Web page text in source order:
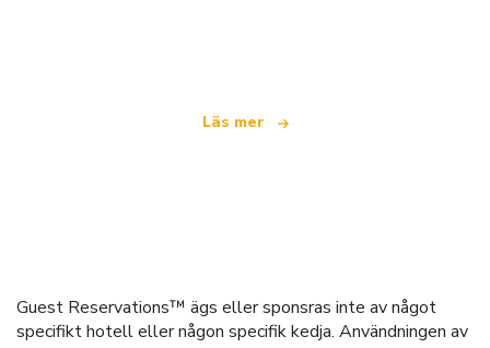
Läs mer
Guest Reservations™ ägs eller sponsras inte av något
specifikt hotell eller någon specifik kedja. Användningen av